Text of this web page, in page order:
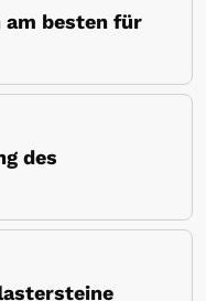
am besten für
des